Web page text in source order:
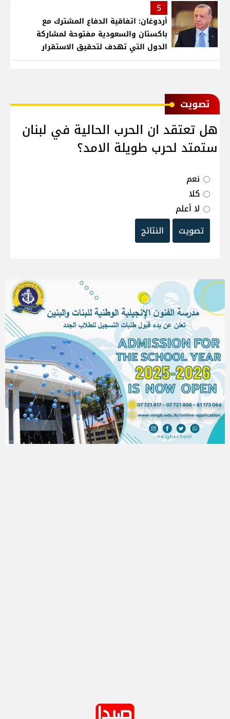
5
أردوغان: اتفاقية الدفاع المشترك مع
باكستان والسعودية مفتوحة لمشاركة
الدول التي تهدف لتحقيق الاستقرار
بمنطقتنا
ﺗﺼﻮﻳﺖ
هل تعتقد ان الحرب الحالية في لبنان
ستمتد لحرب طويلة الامد؟
نعم
كلا
لا أعلم
تصويت
النتائج